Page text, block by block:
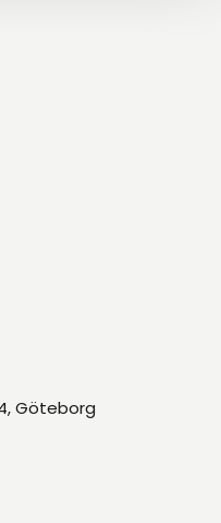
Göteborg